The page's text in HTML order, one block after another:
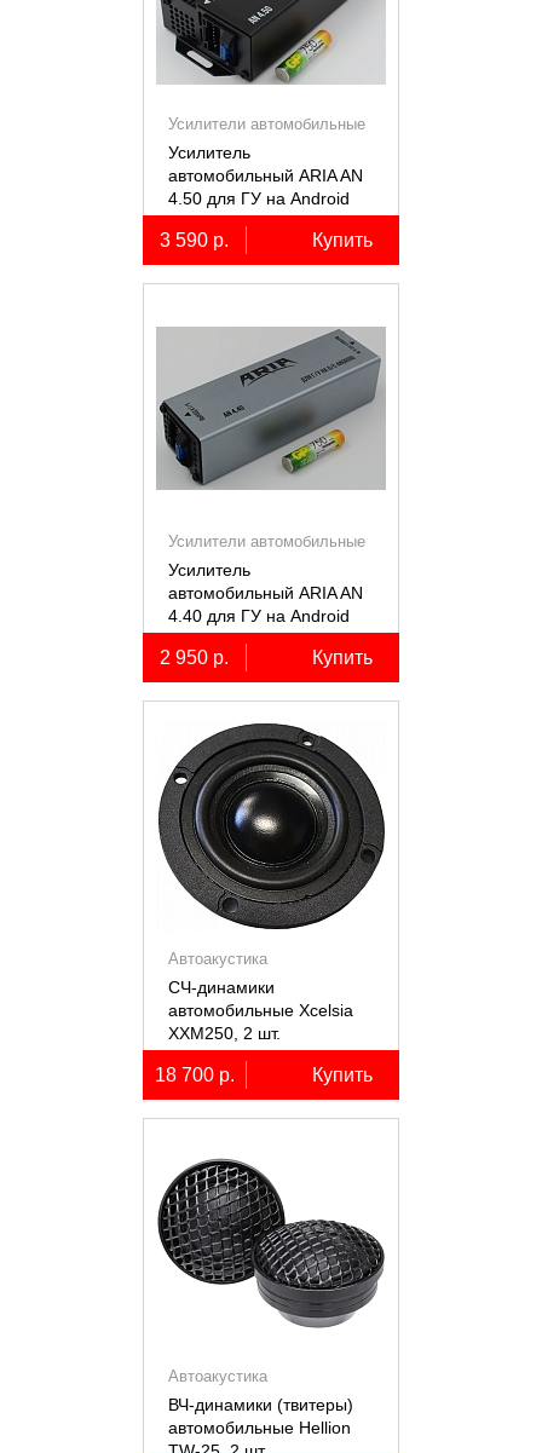
Усилители автомобильные
Усилитель
автомобильный ARIA AN
4.50 для ГУ на Android
3 590 р. Купить
Усилители автомобильные
Усилитель
автомобильный ARIA AN
4.40 для ГУ на Android
2 950 р. Купить
Автоакустика
СЧ-динамики
автомобильные Xcelsia
XXM250, 2 шт.
18 700 р. Купить
Автоакустика
ВЧ-динамики (твитеры)
автомобильные Hellion